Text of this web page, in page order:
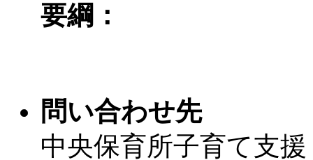
要綱：
問い合わせ先
中央保育所子育て支援